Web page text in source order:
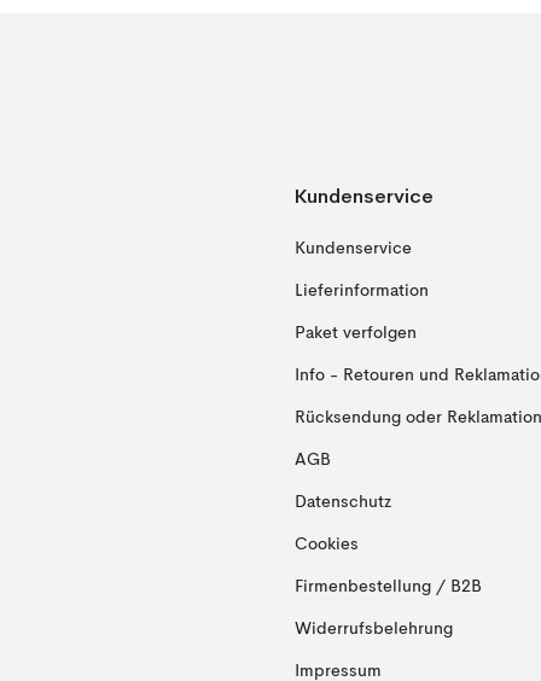
Kundenservice
Kundenservice
Lieferinformation
Paket verfolgen
Info - Retouren und
Rücksendung oder
AGB
Datenschutz
Cookies
Firmenbestellung / B2B
Widerrufsbelehrung
Impressum